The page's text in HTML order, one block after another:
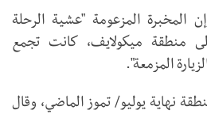
المخبرة المزعومة "عشية الرحلة
إلى منطقة ميكولايف، كانت تجمع
المزمعة".
نهاية يوليو/ تموز الماضي، وقال